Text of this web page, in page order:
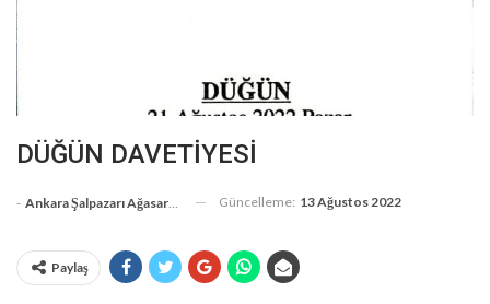
DÜĞÜN DAVETİYESİ
- Ankara Şalpazarı Ağasarlılar Eğitim Kültür Ve Dayanışma Derneği Güncelleme: 13 Ağustos 2022
Paylaş